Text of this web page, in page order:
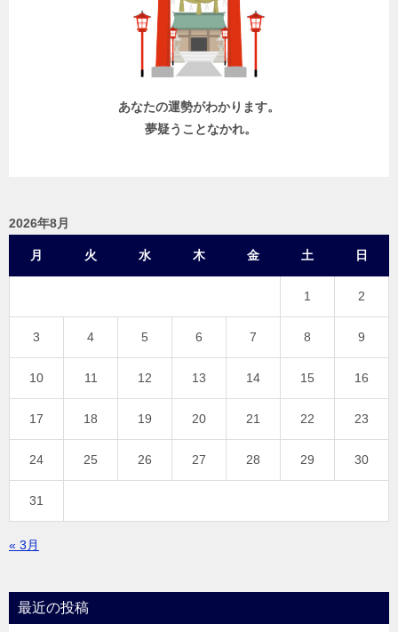
あなたの運勢がわかります。
夢疑うことなかれ。
2026年8月
月 火 水 木 金 土 日
1 2
3 4 5 6 7 8 9
10 11 12 13 14 15 16
17 18 19 20 21 22 23
24 25 26 27 28 29 30
31
« 3月
最近の投稿